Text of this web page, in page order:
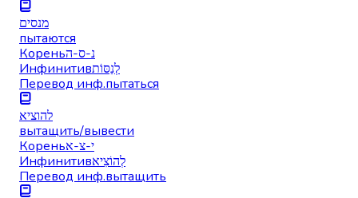
מנסים
пытаются
Кореньנ-ס-ה
Инфинитивלְנַסּוֹת
Перевод инф.пытаться
להוציא
вытащить/вывести
Кореньי-צ-א
Инфинитивלְהוֹצִיא
Перевод инф.вытащить